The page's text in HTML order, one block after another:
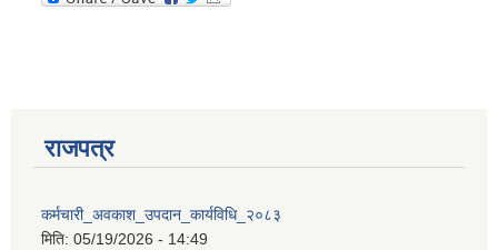
राजपत्र
कर्मचारी_अवकाश_उपदान_कार्यविधि_२०८३
मिति: 05/19/2026 - 14:49